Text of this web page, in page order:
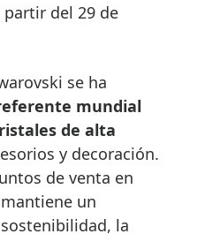
del 29 de
se ha
mundial
de alta
y decoración.
de venta en
un
la